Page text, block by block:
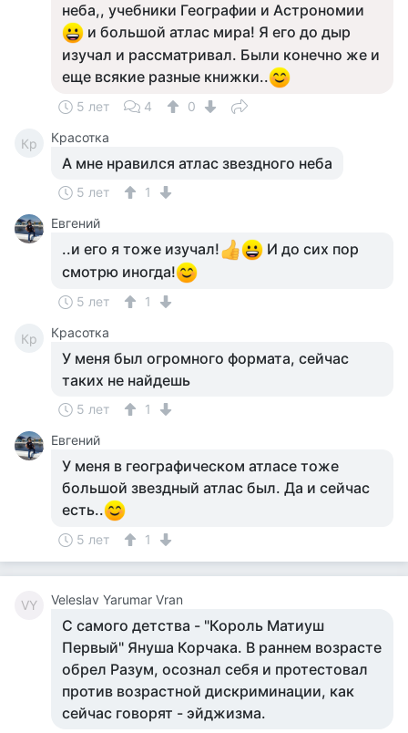
неба,, учебники Географии и Астрономии
и большой атлас мира! Я его до дыр
изучал и рассматривал. Были конечно же и
еще всякие разные книжки..
5 лет 4 0
Кр Красотка
А мне нравился атлас звездного неба
5 лет
1
Евгений
..и его я тоже изучал!
И до сих пор
смотрю иногда!
5 лет 1
Кр Красотка
У меня был огромного формата, сейчас
таких не найдешь
5 лет
1
Евгений
У меня в географическом атласе тоже
большой звездный атлас был. Да и сейчас
есть..
5 лет 1
VY Veleslav Yarumar Vran
С самого детства - "Король Матиуш
Первый" Януша Корчака. В раннем возрасте
обрел Разум, осознал себя и протестовал
против возрастной дискриминации, как
сейчас говорят - эйджизма.